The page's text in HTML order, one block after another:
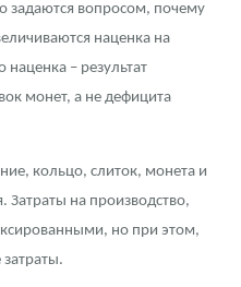
металлов
задаются вопросом, почему
наценка на
наценка – результат
монет, а не дефицита
кольцо, слиток, монета и
Затраты на производство,
но при этом,